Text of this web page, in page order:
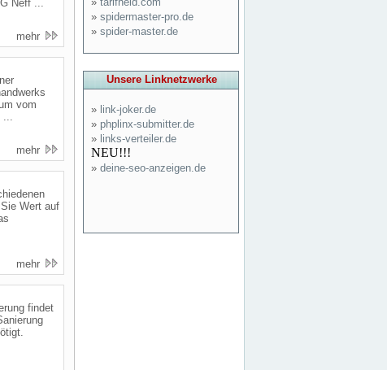
Neff ...
mehr
vom
...
mehr
Wert auf
mehr
findet
» spidermaster-pro.de
» spider-master.de
Unsere Linknetzwerke
» link-joker.de
» phplinx-submitter.de
» links-verteiler.de
NEU!!!
» deine-seo-anzeigen.de